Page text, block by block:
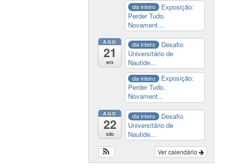
dia inteiro
Exposição:
Perder Tudo.
Novament...
AGO
21
sex
dia inteiro
Desafio
Universitário de
Nautide...
dia inteiro
Exposição:
Perder Tudo.
Novament...
AGO
22
sáb
dia inteiro
Desafio
Universitário de
Nautide...
Ver calendário